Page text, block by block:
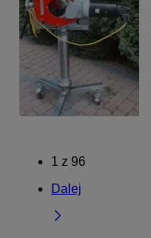
1 z 96
Dalej